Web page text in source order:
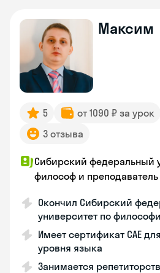
Максим
5 от 1090 ₽ за урок
3 отзыва
Сибирский федеральный
философ и преподаватель
Окончил Сибирский
университет по
Имеет сертификат CAE
уровня языка
Занимается